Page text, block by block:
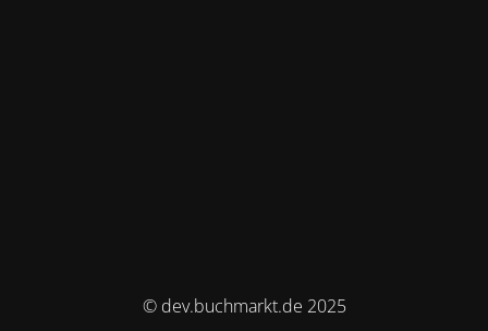
© dev.buchmarkt.de 2025